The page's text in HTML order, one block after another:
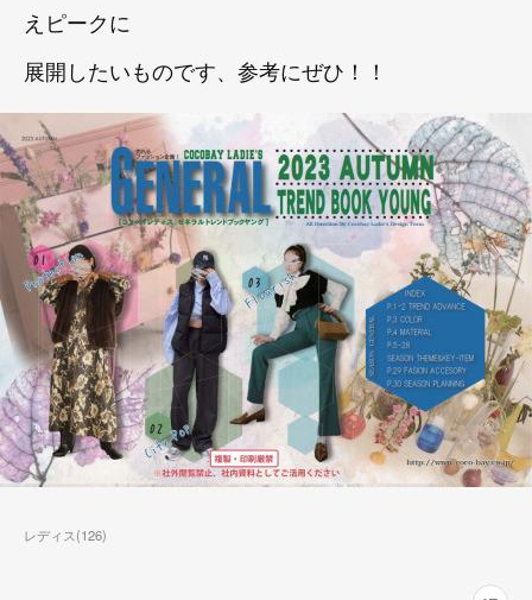
えピークに
展開したいものです、参考にぜひ！！
レディス(126)